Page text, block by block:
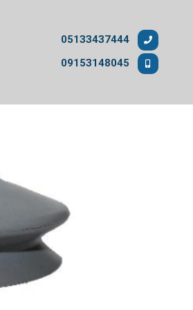
05133437444
09153148045